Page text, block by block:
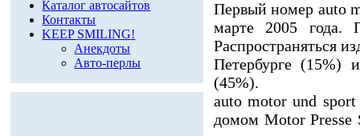
Каталог автосайтов
Контакты
KEEP SMILING!
Анекдоты
Авто-перлы
Первый номер auto
марте 2005 года.
Распространяться
Петербурге (15%)
(45%).
auto motor und sport
домом Motor Presse